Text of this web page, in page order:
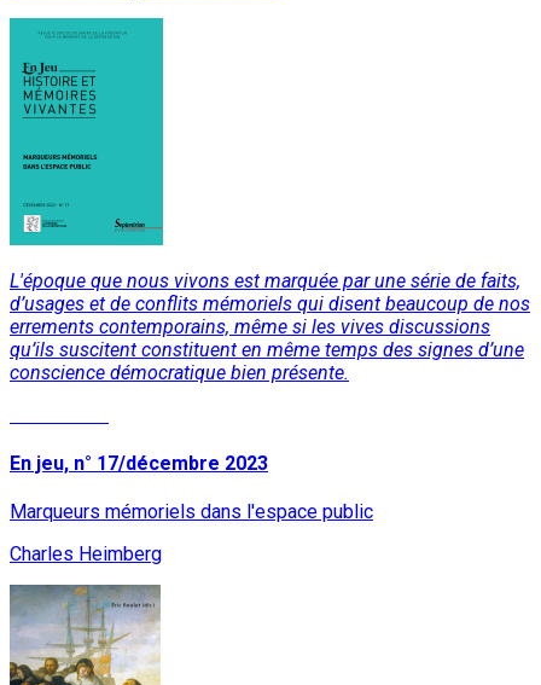
L'époque que nous vivons est marquée par une série de faits,
d’usages et de conflits mémoriels qui disent beaucoup de nos
errements contemporains, même si les vives discussions
qu’ils suscitent constituent en même temps des signes d’une
conscience démocratique bien présente.
En jeu, n° 17/décembre 2023
Marqueurs mémoriels dans l'espace public
Charles Heimberg